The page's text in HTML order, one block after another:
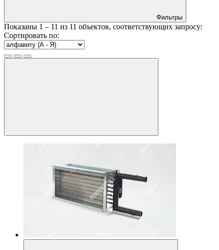
Фильтры
Показаны 1 – 11 из 11 объектов, соответствующих запросу:
Сортировать по: